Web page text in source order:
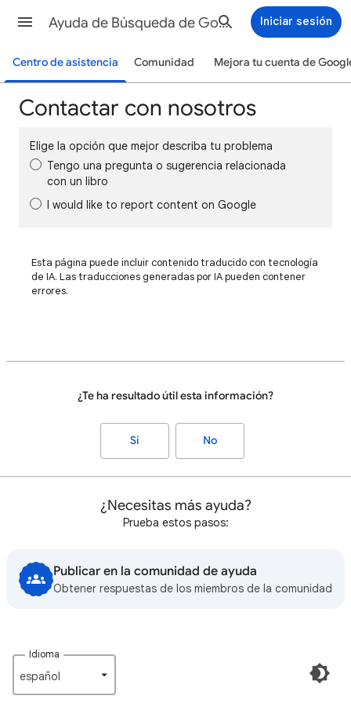
Ayuda de Búsqueda de Google Iniciar sesión
Centro de asistencia Comunidad Mejora tu cuenta de
Contactar con nosotros
Elige la opción que mejor describa tu problema
Tengo una pregunta o sugerencia relacionada
con un libro
I would like to report content on Google
Esta página puede incluir contenido traducido con tecnología
de IA. Las traducciones generadas por IA pueden contener
errores.
¿Te ha resultado útil esta información?
Sí No
¿Necesitas más ayuda?
Prueba estos pasos:
Publicar en la comunidad de ayuda
Obtener respuestas de los miembros de la comunidad
Idioma
español‎